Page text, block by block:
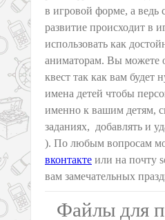
в игровой форме, а ведь
развитие происходит в
использовать как
аниматорам. Вы можете
квест так как вам будет
имена детей чтобы
именно к вашим детям,
заданиях, добавлять и
). По любым вопросам
вконтакте или на почту
вам замечательных
Файлы для